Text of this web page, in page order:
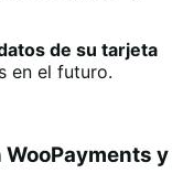
de su tarjeta
en el futuro.
y